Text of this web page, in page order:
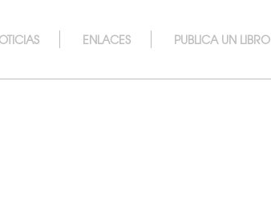
ENLACES PUBLICA UN LIBRO